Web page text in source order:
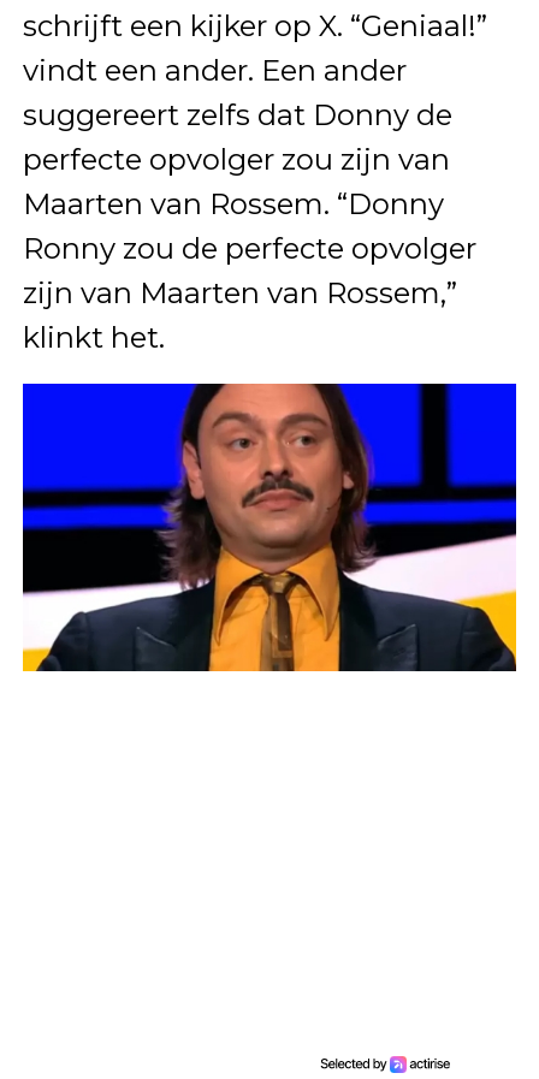
schrijft een kijker op X. “Geniaal!”
vindt een ander. Een ander
suggereert zelfs dat Donny de
perfecte opvolger zou zijn van
Maarten van Rossem. “Donny
Ronny zou de perfecte opvolger
zijn van Maarten van Rossem,”
klinkt het.